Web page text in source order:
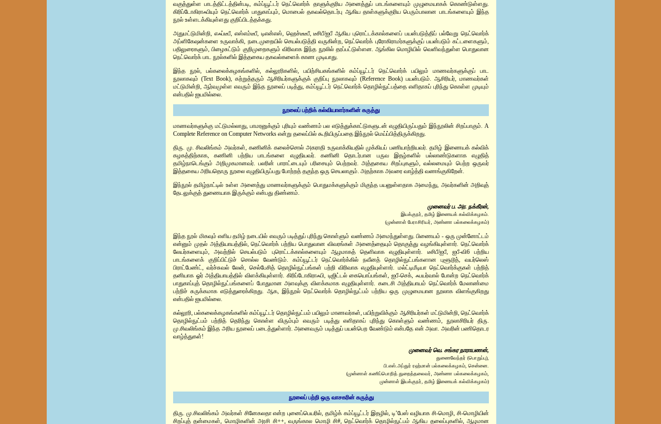
வகுத்துள்ள பாடத்திட்டத்தின்படி, கம்ப்யூட்டர் நெட்வொர்க் தாளுக்குரிய அனைத்துப் பாடங்களையும் முழுமையாகக் கொண்டுள்ளது.
கிரிப்டோகிராஃபியும் நெட்வொர்க் பாதுகாப்பும், மொபைல் தகவல்தொடர்பு ஆகிய தாள்களுக்குரிய பெரும்பாலான பாடங்களையும் இந்த
நூல் உள்ளடக்கியுள்ளது குறிப்பிடத்தக்கது.
அதுமட்டுமின்றி, எஃப்டீபீ, எஸ்எம்டீபீ, டிஎன்எஸ், ஹெச்டீடீபீ, டீசிபீ/ஐபீ ஆகிய புரொட்டக்கால்களைப் பயன்படுத்திப் பல்வேறு நெட்வொர்க்
அப்ளிகேஷன்களை உருவாக்கி, நடைமுறையில் செயல்படுத்தி வருகின்ற, நெட்வொர்க் புரோகிராமர்களுக்குப் பயன்படும் கட்டளைகளும்,
பதிலுரைகளும், பிழைசுட்டும் குறிமுறைகளும் விரிவாக இந்த நூலில் தரப்பட்டுள்ளன. ஆங்கில மொழியில் வெளிவந்துள்ள பொதுவான
நெட்வொர்க் பாட நூல்களில் இத்தகைய தகவல்களைக் காண முடியாது.
இந்த நூல், பல்கலைக்கழகங்களில், கல்லூரிகளில், பயிற்சியகங்களில் கம்ப்யூட்டர் நெட்வொர்க் பயிலும் மாணவர்களுக்குப் பாட
நூலாகவும் (Text Book), கற்றுத்தரும் ஆசிரியர்களுக்குக் குறிப்பு நூலாகவும் (Reference Book) பயன்படும். ஆசிரியர், மாணவர்கள்
மட்டுமின்றி, ஆர்வமுள்ள எவரும் இந்த நூலைப் படித்து, கம்ப்யூட்டர் நெட்வொர்க் தொழில்நுட்பத்தை எளிதாகப் புரிந்து கொள்ள முடியும்
என்பதில் ஐயமில்லை.
நூலைப் பற்றிக் கல்வியாளர்களின் கருத்து
மாணவர்களுக்கு மட்டுமல்லாது, பாமரனுக்கும் புரியும் வண்ணம் பல எடுத்துக்காட்டுகளுடன் எழுதியிருப்பதும் இந்நூலின் சிறப்பாகும். A
Complete Reference on Computer Networks என்று தலைப்பில் கூறியிருப்பதை இந்நூல் மெய்ப்பித்திருக்கிறது.
திரு. மு. சிவலிங்கம் அவர்கள், கணினிக் கலைச்சொல் அகராதி உருவாக்கியதில் முக்கியப் பணியாற்றியவர். தமிழ் இணையக் கல்விக்
கழகத்திற்காக, கணினி பற்றிய பாடங்களை எழுதியவர். கணினி தொடர்பான பருவ இதழ்களில் பல்லாண்டுகளாக எழுதித்
தமிழ்நாடெங்கும் அறிமுகமானவர். பலரின் பாராட்டையும் பரிசையும் பெற்றவர். அத்தகைய சிறப்புகளும், வல்லமையும் பெற்ற ஒருவர்
இத்தகைய அரியதொரு நூலை எழுதியிருப்பது போற்றத் தகுந்த ஒரு செயலாகும். அதற்காக அவரை வாழ்த்தி வணங்குகிறேன்.
இந்நூல் தமிழ்நாட்டில் உள்ள அனைத்து மாணவர்களுக்கும் பொதுமக்களுக்கும் மிகுந்த பயனுள்ளதாக அமைந்து, அவர்களின் அறிவுத்
தேடலுக்குத் துணையாக இருக்கும் என்பது திண்ணம்.
முனைவர் ப. அர. நக்கீரன்,
இயக்குநர், தமிழ் இணையக் கல்விக்கழகம்.
(முன்னாள் பேராசிரியர், அண்ணா பல்கலைக்கழகம்)
இந்த நூல் மிகவும் எளிய தமிழ் நடையில் எவரும் படித்துப் புரிந்து கொள்ளும் வண்ணம் அமைந்துள்ளது. பிணையம் - ஒரு முன்னோட்டம்
என்னும் முதல் அத்தியாயத்தில், நெட்வொர்க் பற்றிய பொதுவான விவரங்கள் அனைத்தையும் தொகுத்து வழங்கியுள்ளார். நெட்வொர்க்
லேயர்களையும், அவற்றில் செயல்படும் புரொட்டக்கால்களையும் ஆழமாகத் தெளிவாக எழுதியுள்ளார். டீசிபீ/ஐபீ, ஐபீ-வி6 பற்றிய
பாடங்களைக் குறிப்பிட்டுச் சொல்ல வேண்டும். கம்ப்யூட்டர் நெட்வொர்க்கில் நவீனத் தொழில்நுட்பங்களான புளூடூத், வயர்லெஸ்
பிராட்பேண்ட், வர்ச்சுவல் லேன், செல்பேசித் தொழில்நுட்பங்கள் பற்றி விரிவாக எழுதியுள்ளார். மல்ட்டிமீடியா நெட்வொர்க்குகள் பற்றித்
தனியாக ஓர் அத்தியாயத்தில் விளக்கியுள்ளார். கிரிப்டோகிராஃபி, டிஜிட்டல் கையொப்பங்கள், ஐபீ-செக், ஃபயர்வால் போன்ற நெட்வொர்க்
பாதுகாப்புத் தொழில்நுட்பங்களைப் போதுமான அளவுக்கு விளக்கமாக எழுதியுள்ளார். கடைசி அத்தியாயம் நெட்வொர்க் மேலாண்மை
பற்றிச் சுருக்கமாக எடுத்துரைக்கிறது. ஆக, இந்நூல் நெட்வொர்க் தொழில்நுட்பம் பற்றிய ஒரு முழுமையான நூலாக விளங்குகிறது
என்பதில் ஐயமில்லை.
கல்லூரி, பல்கலைக்கழகங்களில் கம்ப்யூட்டர் தொழில்நுட்பம் பயிலும் மாணவர்கள், பயிற்றுவிக்கும் ஆசிரியர்கள் மட்டுமின்றி, நெட்வொர்க்
தொழில்நுட்பம் பற்றித் தெரிந்து கொள்ள விரும்பும் எவரும் படித்து எளிதாகப் புரிந்து கொள்ளும் வண்ணம், நூலாசிரியர் திரு.
மு.சிவலிங்கம் இந்த அரிய நூலைப் படைத்துள்ளார். அனைவரும் படித்துப் பயன்பெற வேண்டும் என்பதே என் அவா. அவரின் பணிதொடர
வாழ்த்துகள்!
முனைவர் வெ. சங்கர நாராயணன்,
துணைவேந்தர் (பொறுப்பு),
பி.எஸ்.அப்துர் ரஹ்மான் பல்கலைக்கழகம், சென்னை.
(முன்னாள் கணிப்பொறித் துறைத்தலைவர், அண்ணா பல்கலைக்கழகம்,
முன்னாள் இயக்குநர், தமிழ் இணையக் கல்விக்கழகம்)
நூலைப் பற்றி ஒரு வாசகரின் கருத்து
திரு. மு.சிவலிங்கம் அவர்கள் சினேகலதா என்ற புனைப்பெயரில், தமிழ்க் கம்ப்யூட்டர் இதழில், டி’பேஸ் வழியாக சி-மொழி, சி-மொழியின்
சிறப்புத் தன்மைகள், மொழிகளின் அரசி சி++, வருங்கால மொழி சி#, நெட்வொர்க் தொழில்நுட்பம் ஆகிய தலைப்புகளில், ஆழமான